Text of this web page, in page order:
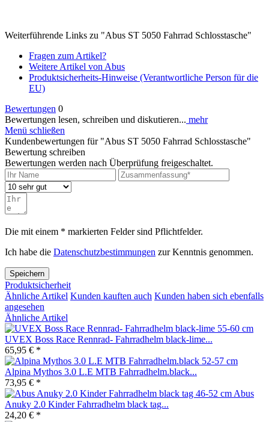
Weiterführende Links zu "Abus ST 5050 Fahrrad Schlosstasche"
Fragen zum Artikel?
Weitere Artikel von Abus
Produktsicherheits-Hinweise (Verantwortliche Person für die
EU)
Bewertungen 0
Bewertungen lesen, schreiben und diskutieren... mehr
Menü schließen
Kundenbewertungen für "Abus ST 5050 Fahrrad Schlosstasche"
Bewertung schreiben
Bewertungen werden nach Überprüfung freigeschaltet.
Die mit einem * markierten Felder sind Pflichtfelder.
Ich habe die Datenschutzbestimmungen zur Kenntnis genommen.
Speichern
Produktsicherheit
Ähnliche Artikel Kunden kauften auch Kunden haben sich ebenfalls
angesehen
Ähnliche Artikel
UVEX Boss Race Rennrad- Fahrradhelm black-lime...
65,95 € *
Alpina Mythos 3.0 L.E MTB Fahrradhelm.black...
73,95 € *
Abus
Anuky 2.0 Kinder Fahrradhelm black tag...
24,20 € *